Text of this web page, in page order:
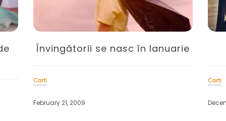
Ianuarie Eroarea Warren Harding
December 28, 2008